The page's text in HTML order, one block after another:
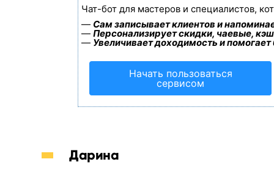
Чат-бот для мастеров и специалистов,
— Сам записывает клиентов и
— Персонализирует скидки, чаевые,
— Увеличивает доходимость и
Начать пользоваться
сервисом
Дарина